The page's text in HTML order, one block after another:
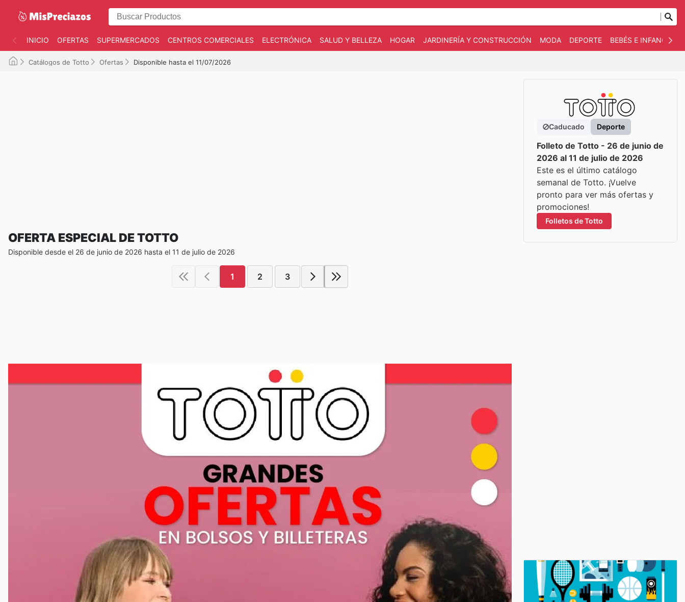
INICIO OFERTAS SUPERMERCADOS CENTROS COMERCIALES ELECTRÓNICA SALUD Y BELLEZA HOGAR JARDINERÍA Y CONSTRUCCIÓN MODA DEPORTE BEBÉS E INFANCIA
Catálogos de Totto Ofertas Disponible hasta el 11/07/2026
OFERTA ESPECIAL DE TOTTO
Disponible desde el 26 de junio de 2026 hasta el 11 de julio de 2026
1 2 3
Caducado Deporte
Folleto de Totto - 26 de junio de
2026 al 11 de julio de 2026
Este es el último catálogo
semanal de Totto. ¡Vuelve
pronto para ver más ofertas y
promociones!
Folletos de Totto